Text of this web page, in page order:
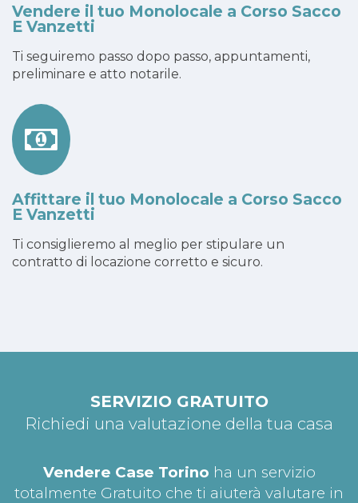
Vendere il tuo Monolocale a Corso Sacco
E Vanzetti
Ti seguiremo passo dopo passo, appuntamenti,
preliminare e atto notarile.
Affittare il tuo Monolocale a Corso Sacco
E Vanzetti
Ti consiglieremo al meglio per stipulare un
contratto di locazione corretto e sicuro.
SERVIZIO GRATUITO
Richiedi una valutazione della tua casa
Vendere Case Torino ha un servizio
totalmente Gratuito che ti aiuterà valutare in